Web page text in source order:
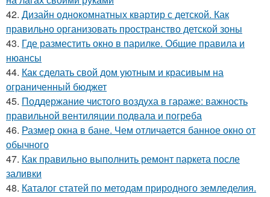
42. Дизайн однокомнатных квартир с детской. Как
правильно организовать пространство детской зоны
43. Где разместить окно в парилке. Общие правила и
нюансы
44. Как сделать свой дом уютным и красивым на
ограниченный бюджет
45. Поддержание чистого воздуха в гараже: важность
правильной вентиляции подвала и погреба
46. Размер окна в бане. Чем отличается банное окно от
обычного
47. Как правильно выполнить ремонт паркета после
заливки
48. Каталог статей по методам природного земледелия.